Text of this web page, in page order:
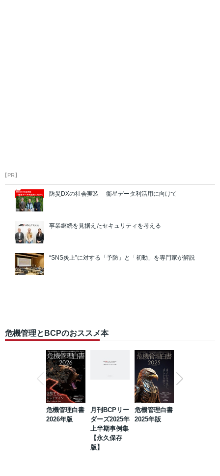
【PR】
防災DXの社会実装 －衛星データ利活用に向けて
事業継続を見据えたセキュリティを考える
“SNS炎上”に対する「予防」と「初動」を専門家が解説
危機管理とBCPのおススメ本
危機管理白書
2026年版
月刊BCPリー
ダーズ2025年
上半期事例集
【永久保存
版】
危機管理白書
2025年版